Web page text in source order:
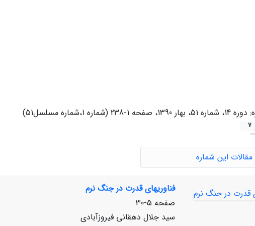
دوره 14، شماره 51، بهار 1390، صفحه 1-238 (شماره 1،شماره مسلسل51)
7
این شماره
فناوری‏های قدرت در جنگ نرم
صفحه 5-30
سید جلال دهقانی فیروزآبادی